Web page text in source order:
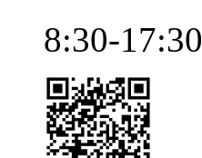
8:30-17:30